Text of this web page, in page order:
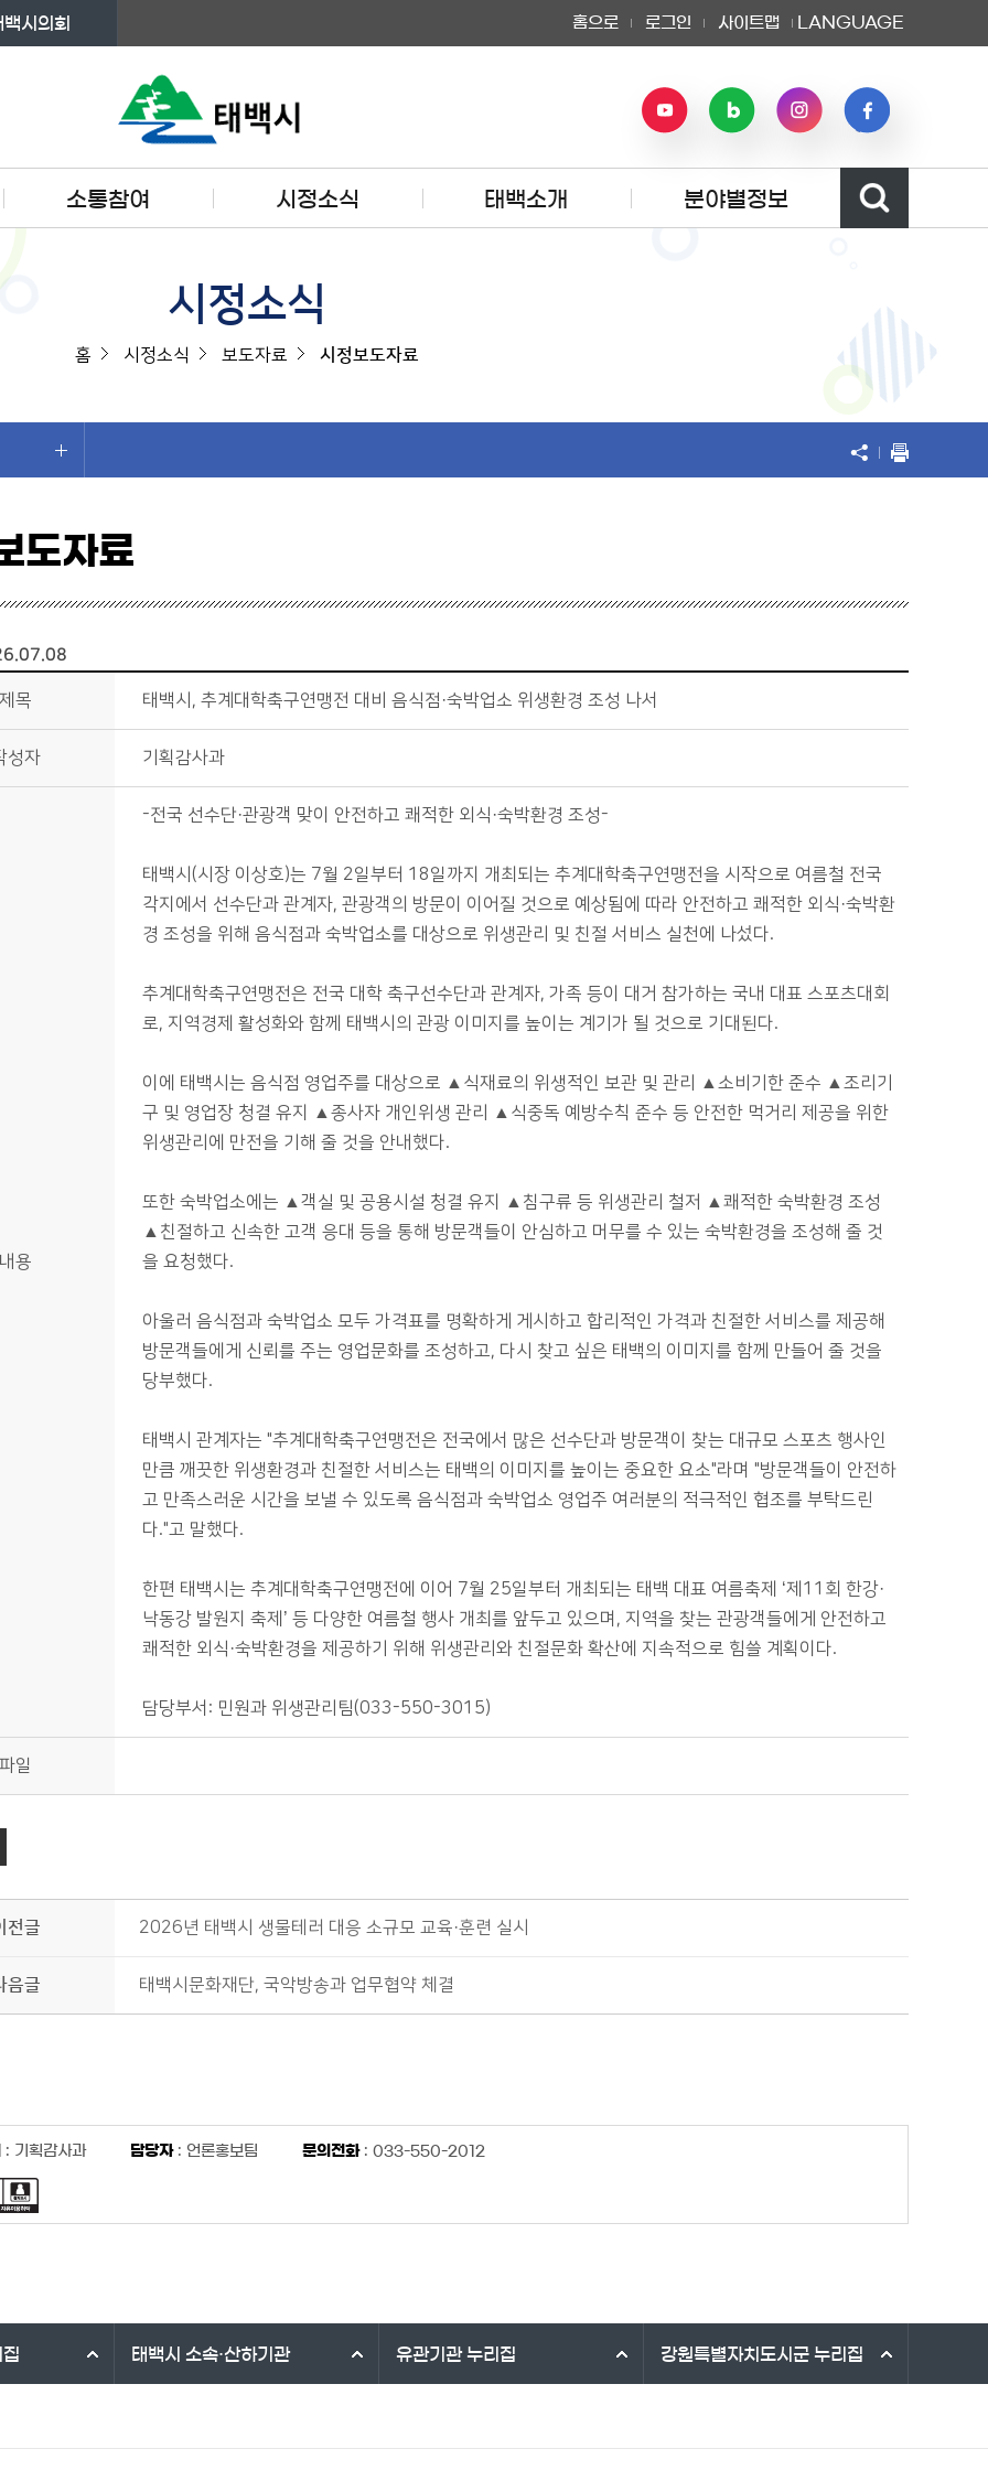
백시의회 홈으로 로그인 사이트맵 LANGUAGE
소통참여 시정소식 태백소개 분야별정보
시정소식
홈 시정소식 보도자료 시정보도자료
도자료
제목 태백시, 추계대학축구연맹전 대비 음식점·숙박업소 위생환경 조성 나서
성자 기획감사과
내용
-전국 선수단·관광객 맞이 안전하고 쾌적한 외식·숙박환경 조성-
태백시(시장 이상호)는 7월 2일부터 18일까지 개최되는 추계대학축구연맹전을 시작으로 여름철 전국
각지에서 선수단과 관계자, 관광객의 방문이 이어질 것으로 예상됨에 따라 안전하고 쾌적한 외식·숙박환
경 조성을 위해 음식점과 숙박업소를 대상으로 위생관리 및 친절 서비스 실천에 나섰다.
추계대학축구연맹전은 전국 대학 축구선수단과 관계자, 가족 등이 대거 참가하는 국내 대표 스포츠대회
로, 지역경제 활성화와 함께 태백시의 관광 이미지를 높이는 계기가 될 것으로 기대된다.
이에 태백시는 음식점 영업주를 대상으로 ▲식재료의 위생적인 보관 및 관리 ▲소비기한 준수 ▲조리기
구 및 영업장 청결 유지 ▲종사자 개인위생 관리 ▲식중독 예방수칙 준수 등 안전한 먹거리 제공을 위한
위생관리에 만전을 기해 줄 것을 안내했다.
또한 숙박업소에는 ▲객실 및 공용시설 청결 유지 ▲침구류 등 위생관리 철저 ▲쾌적한 숙박환경 조성
▲친절하고 신속한 고객 응대 등을 통해 방문객들이 안심하고 머무를 수 있는 숙박환경을 조성해 줄 것
을 요청했다.
아울러 음식점과 숙박업소 모두 가격표를 명확하게 게시하고 합리적인 가격과 친절한 서비스를 제공해
방문객들에게 신뢰를 주는 영업문화를 조성하고, 다시 찾고 싶은 태백의 이미지를 함께 만들어 줄 것을
당부했다.
태백시 관계자는 "추계대학축구연맹전은 전국에서 많은 선수단과 방문객이 찾는 대규모 스포츠 행사인
만큼 깨끗한 위생환경과 친절한 서비스는 태백의 이미지를 높이는 중요한 요소"라며 "방문객들이 안전하
고 만족스러운 시간을 보낼 수 있도록 음식점과 숙박업소 영업주 여러분의 적극적인 협조를 부탁드린
다."고 말했다.
한편 태백시는 추계대학축구연맹전에 이어 7월 25일부터 개최되는 태백 대표 여름축제 ‘제11회 한강·
낙동강 발원지 축제’ 등 다양한 여름철 행사 개최를 앞두고 있으며, 지역을 찾는 관광객들에게 안전하고
쾌적한 외식·숙박환경을 제공하기 위해 위생관리와 친절문화 확산에 지속적으로 힘쓸 계획이다.
담당부서: 민원과 위생관리팀(033-550-3015)
파일
전글 2026년 태백시 생물테러 대응 소규모 교육·훈련 실시
음글 태백시문화재단, 국악방송과 업무협약 체결
: 기획감사과 담당자: 언론홍보팀 문의전화: 033-550-2012
태백시 소속·산하기관 유관기관누리집 강원특별자치도시군 누리집